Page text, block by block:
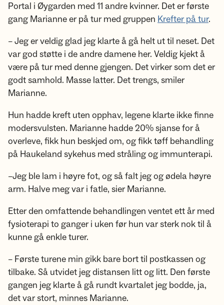
Portal i Øygarden med 11 andre kvinner. Det er første
gang Marianne er på tur med gruppen Krefter på tur.
– Jeg er veldig glad jeg klarte å gå helt ut til neset. Det
var god støtte i de andre damene her. Veldig kjekt å
være på tur med denne gjengen. Det virker som det er
godt samhold. Masse latter. Det trengs, smiler
Marianne.
Hun hadde kreft uten opphav, legene klarte ikke finne
modersvulsten. Marianne hadde 20% sjanse for å
overleve, fikk hun beskjed om, og fikk tøff behandling
på Haukeland sykehus med stråling og immunterapi.
–Jeg ble lam i høyre fot, og så falt jeg og ødela høyre
arm. Halve meg var i fatle, sier Marianne.
Etter den omfattende behandlingen ventet ett år med
fysioterapi to ganger i uken før hun var sterk nok til å
kunne gå enkle turer.
– Første turene min gikk bare bort til postkassen og
tilbake. Så utvidet jeg distansen litt og litt. Den første
gangen jeg klarte å gå rundt kvartalet jeg bodde, ja,
det var stort, minnes Marianne.